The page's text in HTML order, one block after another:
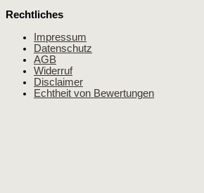
Rechtliches
Impressum
Datenschutz
AGB
Widerruf
Disclaimer
Echtheit von Bewertungen